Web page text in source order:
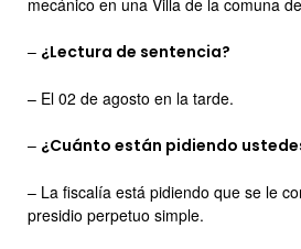
mecánico en una Villa de la comuna
– ¿Lectura de sentencia?
– El 02 de agosto en la tarde.
– ¿Cuánto están pidiendo
– La fiscalía está pidiendo que se le
presidio perpetuo simple.